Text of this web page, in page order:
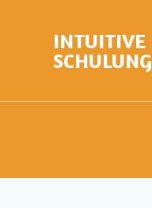
INTUITIVE
SCHULUNG